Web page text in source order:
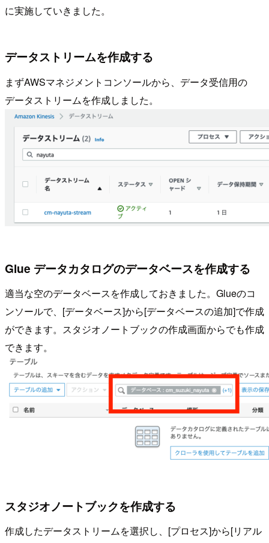
に実施していきました。
データストリームを作成する
まずAWSマネジメントコンソールから、データ受信用の
データストリームを作成しました。
Glue データカタログのデータベースを作成する
適当な空のデータベースを作成しておきました。Glueのコ
ンソールで、[データベース]から[データベースの追加]で作成
ができます。スタジオノートブックの作成画面からでも作成
できます。
スタジオノートブックを作成する
作成したデータストリームを選択し、[プロセス]から[リアル